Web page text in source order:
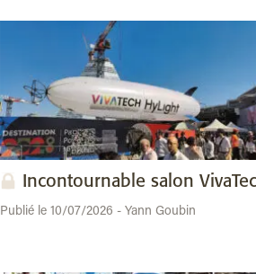
Incontournable salon
Publié le 10/07/2026 - Yann Goubin